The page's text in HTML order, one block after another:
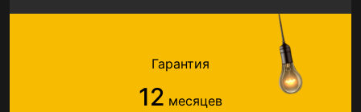
Гарантия
12 месяцев